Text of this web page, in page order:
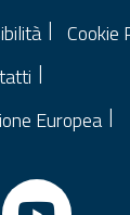
Cookie
Europea